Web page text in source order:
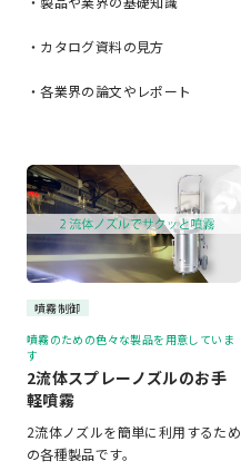
・カタログ資料の見方
・各業界の論文やレポート
噴霧制御
噴霧のための色々な製品を用意していま
す
2流体スプレーノズルのお手
軽噴霧
2流体ノズルを簡単に利用するため
の各種製品です。